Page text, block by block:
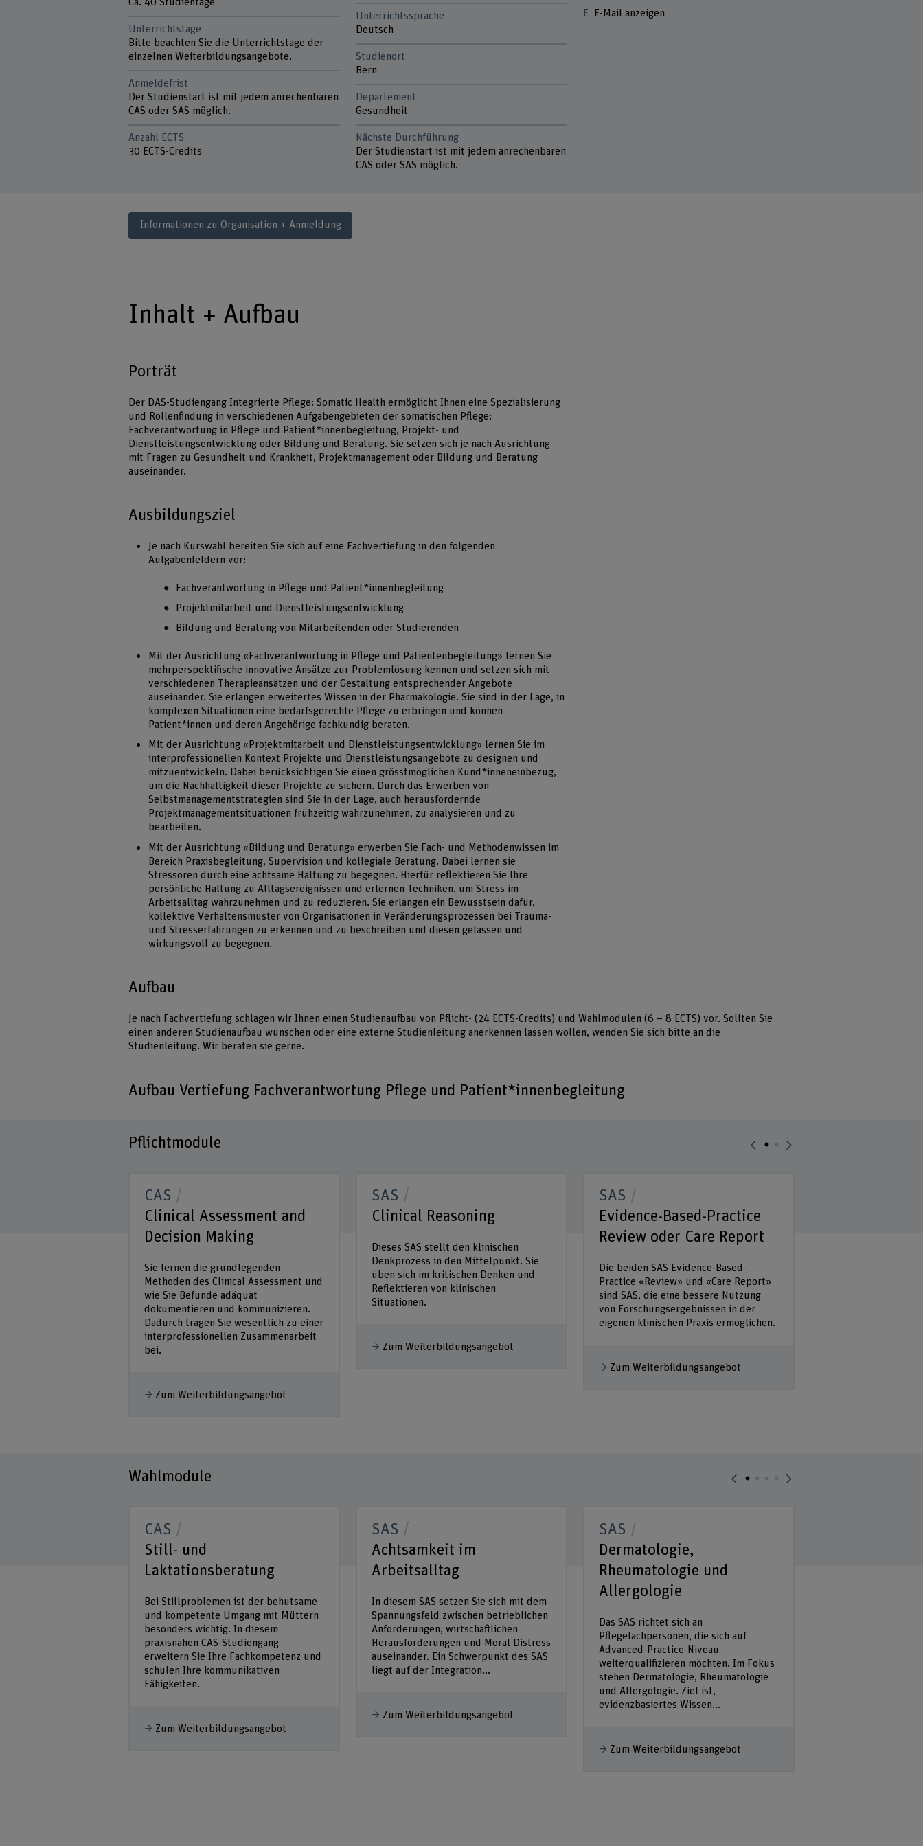
Ca. 40 Studientage
Unterrichtstage
Bitte beachten Sie die Unterrichtstage der
einzelnen Weiterbildungsangebote.
Anmeldefrist
Der Studienstart ist mit jedem anrechenbaren
CAS oder SAS möglich.
Anzahl ECTS
30 ECTS-Credits
Unterrichtssprache
Deutsch
Studienort
Bern
Departement
Gesundheit
Nächste Durchführung
Der Studienstart ist mit jedem anrechenbaren
CAS oder SAS möglich.
E-Mail anzeigen
Informationen zu Organisation + Anmeldung
Inhalt + Aufbau
Porträt
Der DAS-Studiengang Integrierte Pflege: Somatic Health ermöglicht Ihnen eine Spezialisierung
und Rollenfindung in verschiedenen Aufgabengebieten der somatischen Pflege:
Fachverantwortung in Pflege und Patient*innenbegleitung, Projekt- und
Dienstleistungsentwicklung oder Bildung und Beratung. Sie setzen sich je nach Ausrichtung
mit Fragen zu Gesundheit und Krankheit, Projektmanagement oder Bildung und Beratung
auseinander.
Ausbildungsziel
Je nach Kurswahl bereiten Sie sich auf eine Fachvertiefung in den folgenden
Aufgabenfeldern vor:
Fachverantwortung in Pflege und Patient*innenbegleitung
Projektmitarbeit und Dienstleistungsentwicklung
Bildung und Beratung von Mitarbeitenden oder Studierenden
Mit der Ausrichtung «Fachverantwortung in Pflege und Patientenbegleitung» lernen Sie
mehrperspektifische innovative Ansätze zur Problemlösung kennen und setzen sich mit
verschiedenen Therapieansätzen und der Gestaltung entsprechender Angebote
auseinander. Sie erlangen erweitertes Wissen in der Pharmakologie. Sie sind in der Lage, in
komplexen Situationen eine bedarfsgerechte Pflege zu erbringen und können
Patient*innen und deren Angehörige fachkundig beraten.
Mit der Ausrichtung «Projektmitarbeit und Dienstleistungsentwicklung» lernen Sie im
interprofessionellen Kontext Projekte und Dienstleistungsangebote zu designen und
mitzuentwickeln. Dabei berücksichtigen Sie einen grösstmöglichen Kund*inneneinbezug,
um die Nachhaltigkeit dieser Projekte zu sichern. Durch das Erwerben von
Selbstmanagementstrategien sind Sie in der Lage, auch herausfordernde
Projektmanagementsituationen frühzeitig wahrzunehmen, zu analysieren und zu
bearbeiten.
Mit der Ausrichtung «Bildung und Beratung» erwerben Sie Fach- und Methodenwissen im
Bereich Praxisbegleitung, Supervision und kollegiale Beratung. Dabei lernen sie
Stressoren durch eine achtsame Haltung zu begegnen. Hierfür reflektieren Sie Ihre
persönliche Haltung zu Alltagsereignissen und erlernen Techniken, um Stress im
Arbeitsalltag wahrzunehmen und zu reduzieren. Sie erlangen ein Bewusstsein dafür,
kollektive Verhaltensmuster von Organisationen in Veränderungsprozessen bei Trauma-
und Stresserfahrungen zu erkennen und zu beschreiben und diesen gelassen und
wirkungsvoll zu begegnen.
Aufbau
Je nach Fachvertiefung schlagen wir Ihnen einen Studienaufbau von Pflicht- (24 ECTS-Credits) und Wahlmodulen (6 – 8 ECTS) vor. Sollten Sie
einen anderen Studienaufbau wünschen oder eine externe Studienleitung anerkennen lassen wollen, wenden Sie sich bitte an die
Studienleitung. Wir beraten sie gerne.
Aufbau Vertiefung Fachverantwortung Pflege und Patient*innenbegleitung
Pflichtmodule
CAS
Clinical Assessment and
Decision Making
Sie lernen die grundlegenden
Methoden des Clinical Assessment und
wie Sie Befunde adäquat
dokumentieren und kommunizieren.
Dadurch tragen Sie wesentlich zu einer
interprofessionellen Zusammenarbeit
bei.
Zum Weiterbildungsangebot
SAS
Clinical Reasoning
Dieses SAS stellt den klinischen
Denkprozess in den Mittelpunkt. Sie
üben sich im kritischen Denken und
Reflektieren von klinischen
Situationen.
Zum Weiterbildungsangebot
SAS
Evidence-Based-Practice
Review oder Care Report
Die beiden SAS Evidence-Based-
Practice «Review» und «Care Report»
sind SAS, die eine bessere Nutzung
von Forschungsergebnissen in der
eigenen klinischen Praxis ermöglichen.
Zum Weiterbildungsangebot
Wahlmodule
CAS
Still- und
Laktationsberatung
Bei Stillproblemen ist der behutsame
und kompetente Umgang mit Müttern
besonders wichtig. In diesem
praxisnahen CAS-Studiengang
erweitern Sie Ihre Fachkompetenz und
schulen Ihre kommunikativen
Fähigkeiten.
Zum Weiterbildungsangebot
SAS
Achtsamkeit im
Arbeitsalltag
In diesem SAS setzen Sie sich mit dem
Spannungsfeld zwischen betrieblichen
Anforderungen, wirtschaftlichen
Herausforderungen und Moral Distress
auseinander. Ein Schwerpunkt des SAS
liegt auf der Integration...
Zum Weiterbildungsangebot
SAS
Dermatologie,
Rheumatologie und
Allergologie
Das SAS richtet sich an
Pflegefachpersonen, die sich auf
Advanced-Practice-Niveau
weiterqualifizieren möchten. Im Fokus
stehen Dermatologie, Rheumatologie
und Allergologie. Ziel ist,
evidenzbasiertes Wissen...
Zum Weiterbildungsangebot